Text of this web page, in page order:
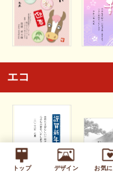
トップ デザイン お気
エコ